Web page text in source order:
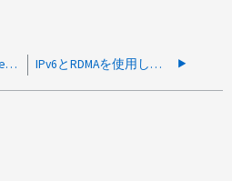
クライアントがKerberos認証を要求していないため、Kerberosを使用してNFSをマウントできない IPv6とRDMAを使用してNFSボリュームをマウントできません